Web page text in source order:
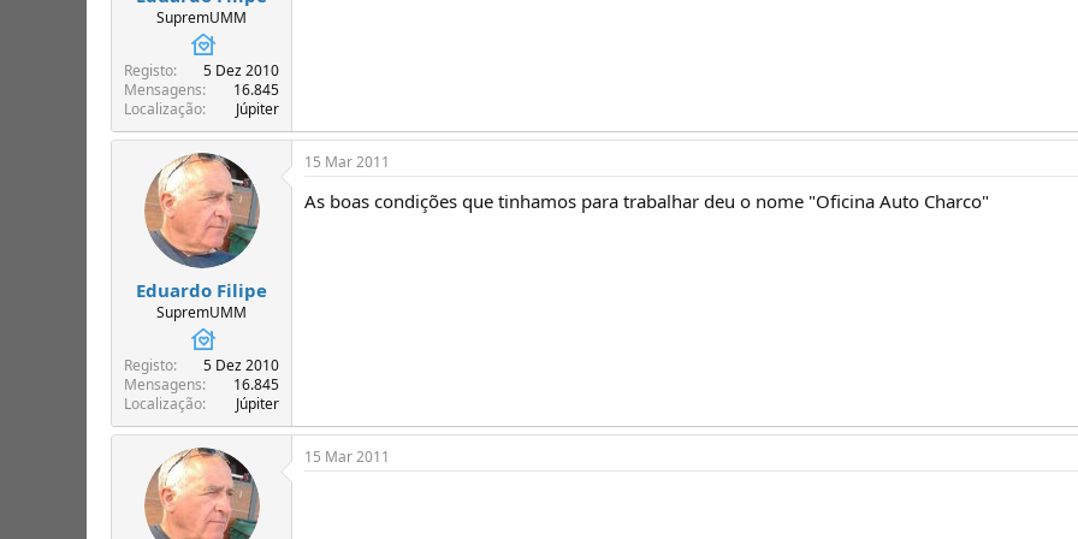
SupremUMM
Registo
5 Dez 2010
Mensagens
16.845
Localização
Júpiter
Eduardo Filipe
SupremUMM
Registo
5 Dez 2010
Mensagens
16.845
Localização
Júpiter
15 Mar 2011
As boas condições que tinhamos para trabalhar deu o nome "Oficina Auto Charco"
15 Mar 2011